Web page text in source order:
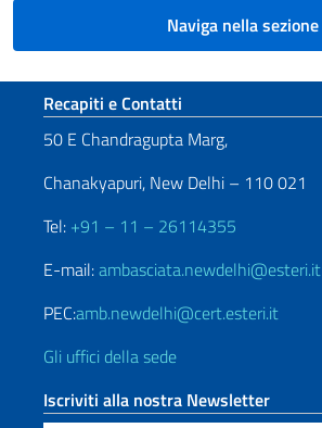
Naviga nella sezione
Sezione footer
Recapiti e Contatti
50 E Chandragupta Marg,
Chanakyapuri, New Delhi – 110 021
Tel: +91 – 11 – 26114355
E-mail:ambasciata.newdelhi@esteri.it
PEC:amb.newdelhi@cert.esteri.it
Gli uffici della sede
Iscriviti alla nostra Newsletter